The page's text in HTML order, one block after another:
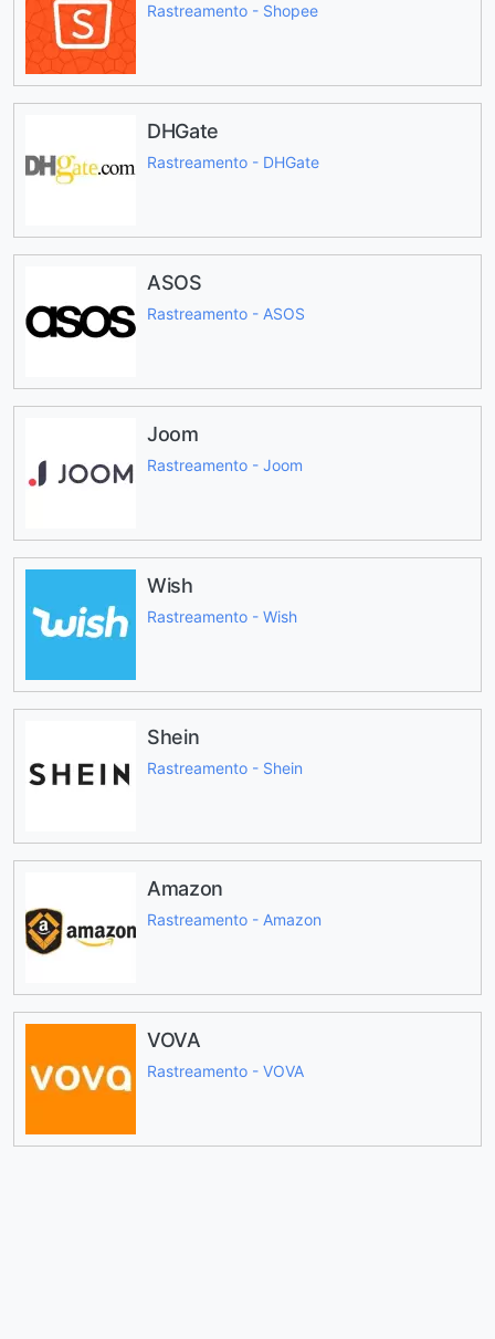
Rastreamento - Shopee
DHGate
Rastreamento - DHGate
ASOS
Rastreamento - ASOS
Joom
Rastreamento - Joom
Wish
Rastreamento - Wish
Shein
Rastreamento - Shein
Amazon
Rastreamento - Amazon
VOVA
Rastreamento - VOVA